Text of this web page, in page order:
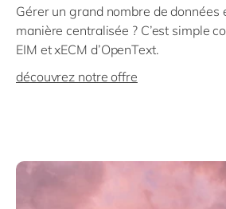
Gérer un grand nombre de données
manière centralisée ? C’est simple
EIM et xECM d’OpenText.
découvrez notre offre